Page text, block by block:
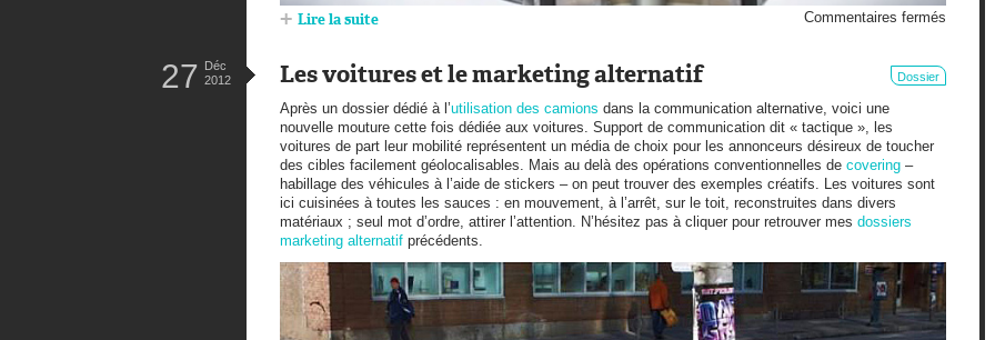
Lire la suite Commentaires fermés
Les voitures et le marketing alternatif Dossier
27
Déc
2012
Après un dossier dédié à l’utilisation des camions dans la communication alternative, voici une
nouvelle mouture cette fois dédiée aux voitures. Support de communication dit « tactique », les
voitures de part leur mobilité représentent un média de choix pour les annonceurs désireux de toucher
des cibles facilement géolocalisables. Mais au delà des opérations conventionnelles de covering –
habillage des véhicules à l’aide de stickers – on peut trouver des exemples créatifs. Les voitures sont
ici cuisinées à toutes les sauces : en mouvement, à l’arrêt, sur le toit, reconstruites dans divers
matériaux ; seul mot d’ordre, attirer l’attention. N’hésitez pas à cliquer pour retrouver mes dossiers
marketing alternatif précédents.